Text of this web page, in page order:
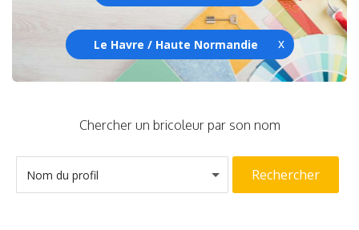
Le Havre / Haute Normandie
Chercher un bricoleur par son nom
Nom du profil Rechercher